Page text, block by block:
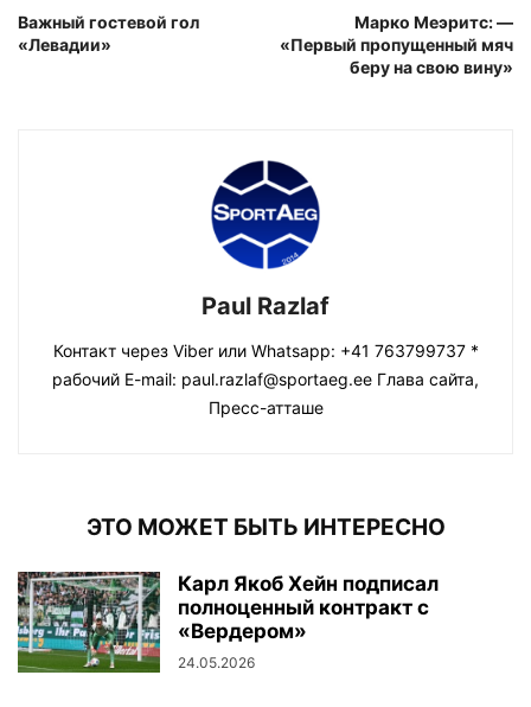
Важный гостевой гол
«Левадии»
Марко Меэритс: —
«Первый пропущенный мяч
беру на свою вину»
Paul Razlaf
Контакт через Viber или Whatsapp: +41 763799737 *
рабочий E-mail: paul.razlaf@sportaeg.ee Глава сайта,
Пресс-атташе
ЭТО МОЖЕТ БЫТЬ ИНТЕРЕСНО
Карл Якоб Хейн подписал
полноценный контракт с
«Вердером»
24.05.2026